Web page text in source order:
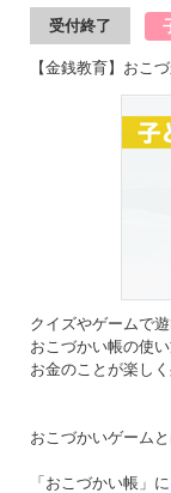
受付終了
【金銭教育】おこ
クイズやゲームで
おこづかい帳の使
お金のことが楽しく
おこづかいゲームと
「おこづかい帳」